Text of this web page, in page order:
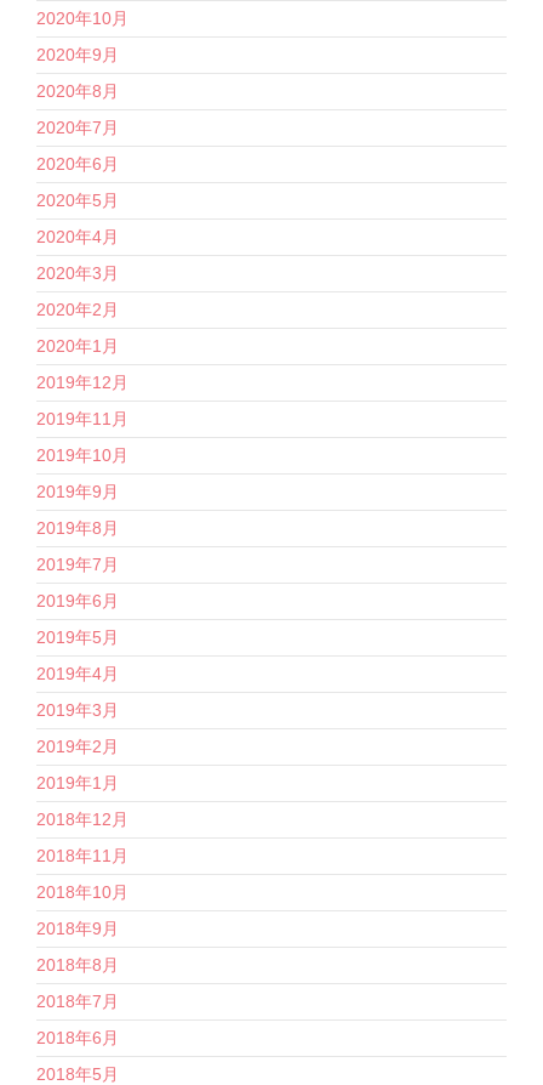
2020年10月
2020年9月
2020年8月
2020年7月
2020年6月
2020年5月
2020年4月
2020年3月
2020年2月
2020年1月
2019年12月
2019年11月
2019年10月
2019年9月
2019年8月
2019年7月
2019年6月
2019年5月
2019年4月
2019年3月
2019年2月
2019年1月
2018年12月
2018年11月
2018年10月
2018年9月
2018年8月
2018年7月
2018年6月
2018年5月